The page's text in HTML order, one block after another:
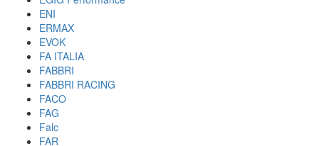
ENI
ERMAX
EVOK
FA ITALIA
FABBRI
FABBRI RACING
FACO
FAG
Falc
FAR